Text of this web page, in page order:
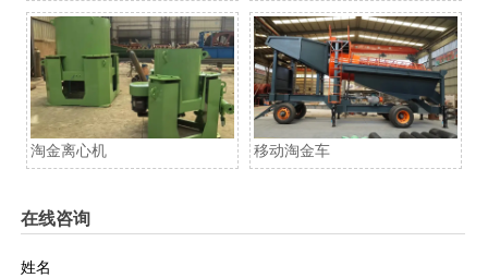
淘金离心机 移动淘金车
在线咨询
姓名